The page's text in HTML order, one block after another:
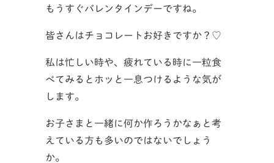
もうすぐバレンタインデーですね。
皆さんはチョコレートお好きですか？♡
私は忙しい時や、疲れている時に一粒食
べてみるとホッと一息つけるような気が
します。
お子さまと一緒に何か作ろうかなぁと考
えている方も多いのではないでしょう
か。